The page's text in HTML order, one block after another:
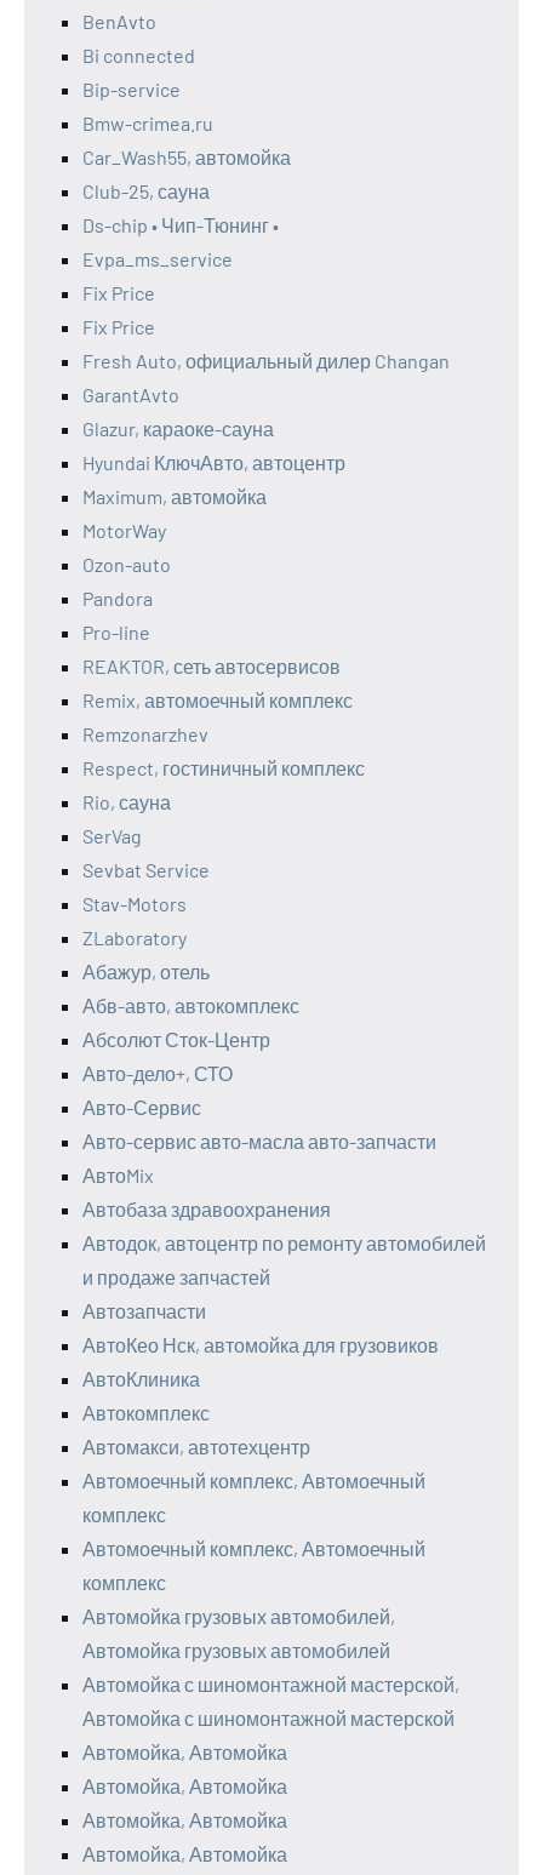
BenAvto
Bi connected
Bip-service
Bmw-crimea.ru
Car_Wash55, автомойка
Club-25, сауна
Ds-chip • Чип-Тюнинг •
Evpa_ms_service
Fix Price
Fix Price
Fresh Auto, официальный дилер Changan
GarantAvto
Glazur, караоке-сауна
Hyundai КлючАвто, автоцентр
Maximum, автомойка
MotorWay
Ozon-auto
Pandora
Pro-line
REAKTOR, сеть автосервисов
Remix, автомоечный комплекс
Remzonarzhev
Respect, гостиничный комплекс
Rio, сауна
SerVag
Sevbat Service
Stav-Motors
ZLaboratory
Абажур, отель
Абв-авто, автокомплекс
Абсолют Сток-Центр
Авто-дело+, СТО
Авто-Сервис
Авто-сервис авто-масла авто-запчасти
АвтоMix
Автобаза здравоохранения
Автодок, автоцентр по ремонту автомобилей
и продаже запчастей
Автозапчасти
АвтоКео Нск, автомойка для грузовиков
АвтоКлиника
Автокомплекс
Автомакси, автотехцентр
Автомоечный комплекс, Автомоечный
комплекс
Автомоечный комплекс, Автомоечный
комплекс
Автомойка грузовых автомобилей,
Автомойка грузовых автомобилей
Автомойка с шиномонтажной мастерской,
Автомойка с шиномонтажной мастерской
Автомойка, Автомойка
Автомойка, Автомойка
Автомойка, Автомойка
Автомойка, Автомойка